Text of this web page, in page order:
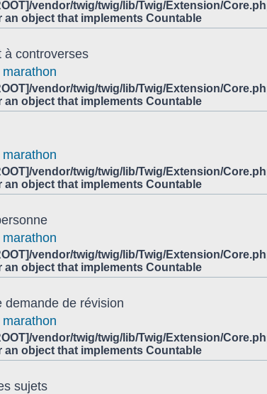
vendor/twig/twig/lib/Twig/Extension/
an object that implements Countable
à controverses
marathon
vendor/twig/twig/lib/Twig/Extension/
an object that implements Countable
marathon
vendor/twig/twig/lib/Twig/Extension/
an object that implements Countable
marathon
vendor/twig/twig/lib/Twig/Extension/
an object that implements Countable
demande de révision
marathon
vendor/twig/twig/lib/Twig/Extension/
an object that implements Countable
sujets